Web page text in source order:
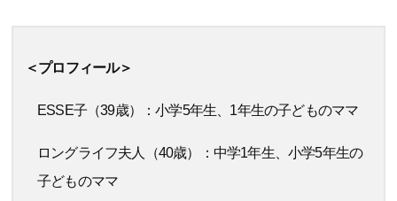
＜プロフィール＞
ESSE子（39歳）：小学5年生、1年生の子どものママ
ロングライフ夫人（40歳）：中学1年生、小学5年生の
子どものママ